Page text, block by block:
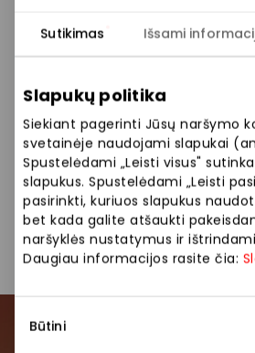
Sutikimas Išsami
Slapukų politika
Siekiant pagerinti Jūsų naršymo
svetainėje naudojami slapukai
Spustelėdami „Leisti visus"
slapukus. Spustelėdami „Leisti
pasirinkti, kuriuos slapukus
bet kada galite atšaukti
naršyklės nustatymus ir
Daugiau informacijos rasite čia:
pasirinkimas
Būtini
Mūsų idėja – skanus maistas, o
Čia galite pagirdyti savo augintinį!
Dienos pietūs Restoranai
Restoranai ir kavinės